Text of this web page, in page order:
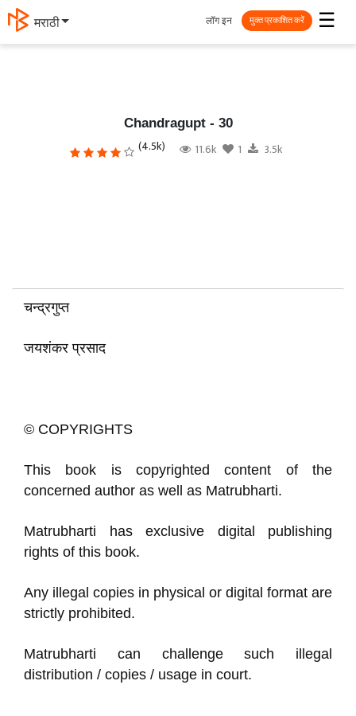
मराठी ☰
लॉग इन मुक्त प्रकाशित करें
Chandragupt - 30
(4.5k) 11.6k 1 3.5k
चन्द्रगुप्त
जयशंकर प्रसाद
© COPYRIGHTS
This book is copyrighted content of the
concerned author as well as Matrubharti.
Matrubharti has exclusive digital publishing
rights of this book.
Any illegal copies in physical or digital format are
strictly prohibited.
Matrubharti can challenge such illegal
distribution / copies / usage in court.